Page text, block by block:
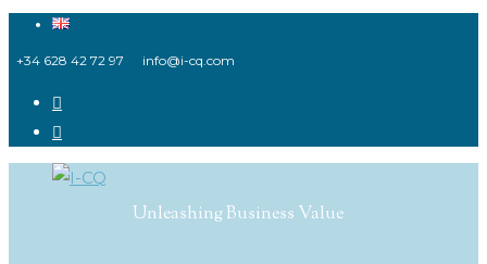
al
+34 628 42 72 97 info@i-cq.com
Unleashing Business Value